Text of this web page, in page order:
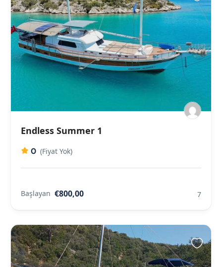
Endless Summer 1
0 (Fiyat Yok)
Başlayan €800,00 7